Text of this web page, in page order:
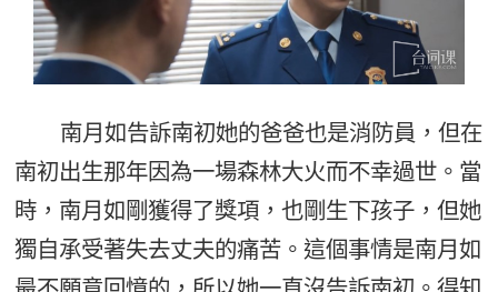
南月如告訴南初她的爸爸也是消防員，但在
南初出生那年因為一場森林大火而不幸過世。當
時，南月如剛獲得了獎項，也剛生下孩子，但她
獨自承受著失去丈夫的痛苦。這個事情是南月如